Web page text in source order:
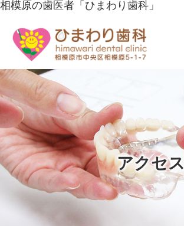
相模原の歯医者「ひまわり歯科」
アクセ